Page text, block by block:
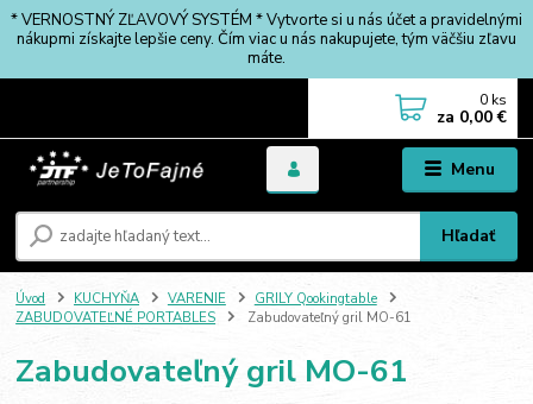
* VERNOSTNÝ ZĽAVOVÝ SYSTÉM * Vytvorte si u nás účet a pravidelnými
nákupmi získajte lepšie ceny. Čím viac u nás nakupujete, tým väčšiu zľavu
máte.
Menu
Hľadať
0 ks
za 0,00 €
Úvod KUCHYŇA VARENIE
GRILY Qookingtable
ZABUDOVATEĽNÉ PORTABLES
Zabudovateľný gril MO-61
Zabudovateľný gril MO-61